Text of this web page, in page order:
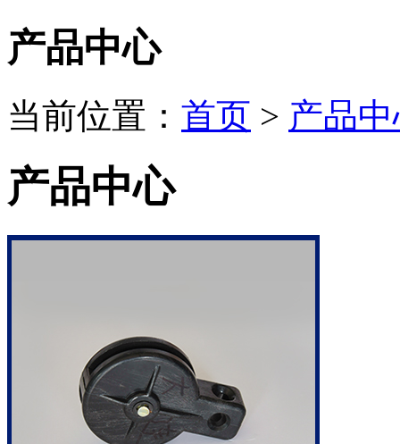
产品中心
当前位置： 首页 > 产品
产品中心